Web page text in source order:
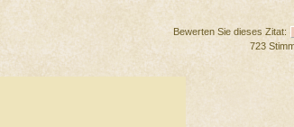
Bewerten Sie dieses Zitat:
723